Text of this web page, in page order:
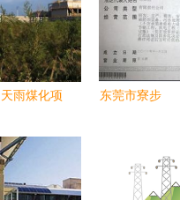
天雨煤化项
程治理水平
领跑行业先
东莞市寮步
流程、样板